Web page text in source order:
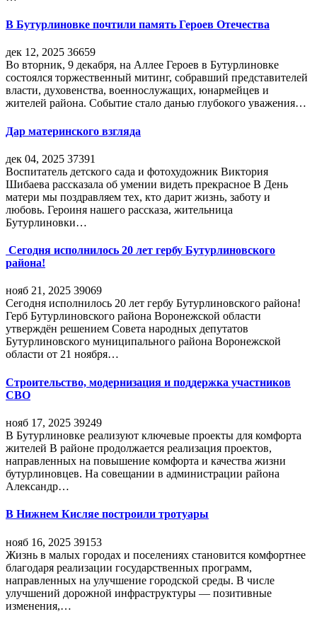
В Бутурлиновке почтили память Героев Отечества
дек 12, 2025 36659
Во вторник, 9 декабря, на Аллее Героев в Бутурлиновке
состоялся торжественный митинг, собравший представителей
власти, духовенства, военнослужащих, юнармейцев и
жителей района. Событие стало данью глубокого уважения…
Дар материнского взгляда
дек 04, 2025 37391
Воспитатель детского сада и фотохудожник Виктория
Шибаева рассказала об умении видеть прекрасное В День
матери мы поздравляем тех, кто дарит жизнь, заботу и
любовь. Героиня нашего рассказа, жительница
Бутурлиновки…
Сегодня исполнилось 20 лет гербу Бутурлиновского
района!
нояб 21, 2025 39069
Сегодня исполнилось 20 лет гербу Бутурлиновского района!
Герб Бутурлиновского района Воронежской области
утверждён решением Совета народных депутатов
Бутурлиновского муниципального района Воронежской
области от 21 ноября…
Строительство, модернизация и поддержка участников
СВО
нояб 17, 2025 39249
В Бутурлиновке реализуют ключевые проекты для комфорта
жителей В районе продолжается реализация проектов,
направленных на повышение комфорта и качества жизни
бутурлиновцев. На совещании в администрации района
Александр…
В Нижнем Кисляе построили тротуары
нояб 16, 2025 39153
Жизнь в малых городах и поселениях становится комфортнее
благодаря реализации государственных программ,
направленных на улучшение городской среды. В числе
улучшений дорожной инфраструктуры — позитивные
изменения,…